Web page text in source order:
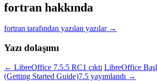
fortran hakkında
fortran tarafından yazılan yazılar →
Yazı dolaşımı
← LibreOffice 7.5.5 RC1 çıktı LibreOffice
(Getting Started Guide)7.5 yayımlandı →